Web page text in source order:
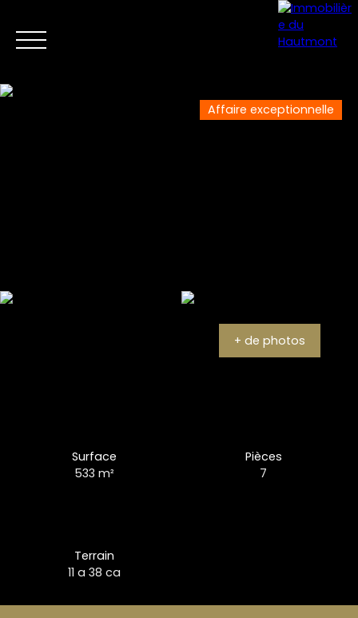
Affaire exceptionnelle
+ de photos
Surface
533m²
Pièces
7
Terrain
11 a 38 ca